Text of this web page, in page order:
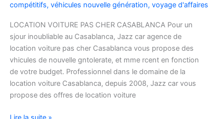
compétitifs, véhicules nouvelle génération, voyage d'affaires
LOCATION VOITURE PAS CHER CASABLANCA Pour un
sjour inoubliable au Casablanca, Jazz car agence de
location voiture pas cher Casablanca vous propose des
vhicules de nouvelle gntolerate, et mme rcent en fonction
de votre budget. Professionnel dans le domaine de la
location voiture Casablanca, depuis 2008, Jazz car vous
propose des offres de location voiture
location